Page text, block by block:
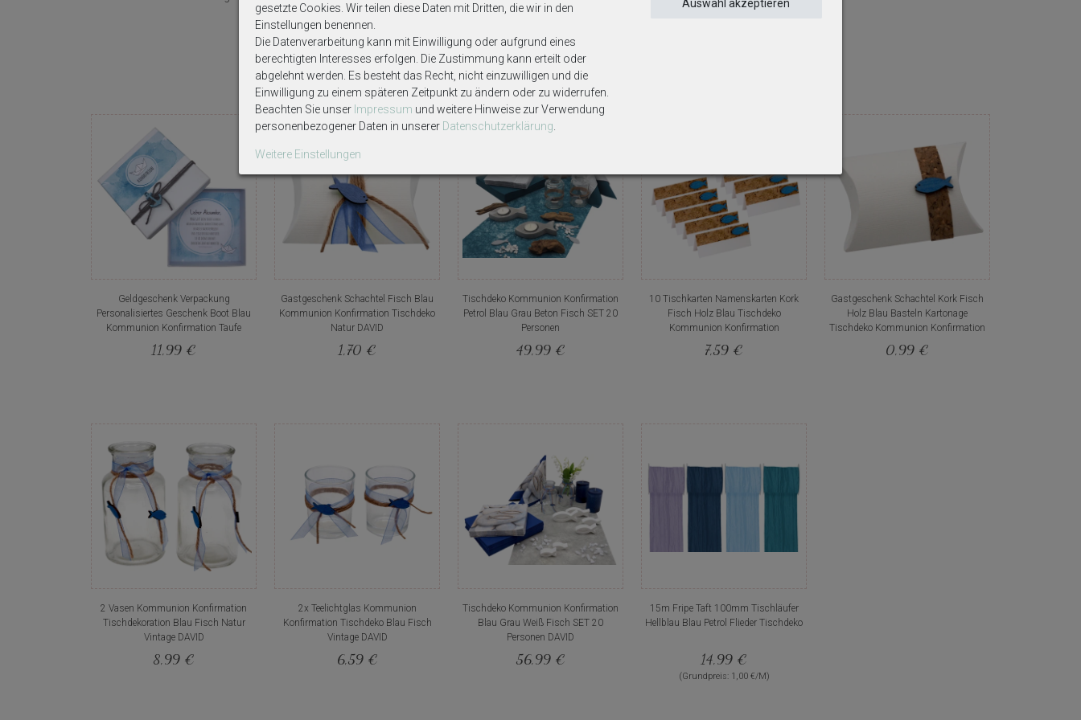
Weitere interessante Artikel
Geldgeschenk Verpackung
Personalisiertes Geschenk Boot Blau
Kommunion Konfirmation Taufe
11,99 €
Gastgeschenk Schachtel Fisch Blau
Kommunion Konfirmation Tischdeko
Natur DAVID
1,70 €
Tischdeko Kommunion Konfirmation
Petrol Blau Grau Beton Fisch SET 20
Personen
49,99 €
10 Tischkarten Namenskarten Kork
Fisch Holz Blau Tischdeko
Kommunion Konfirmation
7,59 €
Gastgeschenk Schachtel Kork Fisch
Holz Blau Basteln Kartonage
Tischdeko Kommunion Konfirmation
0,99 €
2 Vasen Kommunion Konfirmation
Tischdekoration Blau Fisch Natur
Vintage DAVID
8,99 €
2x Teelichtglas Kommunion
Konfirmation Tischdeko Blau Fisch
Vintage DAVID
6,59 €
Tischdeko Kommunion Konfirmation
Blau Grau Weiß Fisch SET 20
Personen DAVID
56,99 €
15m Fripe Taft 100mm Tischläufer
Hellblau Blau Petrol Flieder Tischdeko
14,99 €
(Grundpreis: 1,00 €/M)
gesetzte Cookies. Wir teilen diese Daten mit Dritten, die wir in den
Einstellungen benennen.
Die Datenverarbeitung kann mit Einwilligung oder aufgrund eines
berechtigten Interesses erfolgen. Die Zustimmung kann erteilt oder
abgelehnt werden. Es besteht das Recht, nicht einzuwilligen und die
Einwilligung zu einem späteren Zeitpunkt zu ändern oder zu widerrufen.
Beachten Sie unser Impressum und weitere Hinweise zur Verwendung
personenbezogener Daten in unserer Daten­schutz­erklärung
Weitere Einstellungen
Auswahl akzeptieren